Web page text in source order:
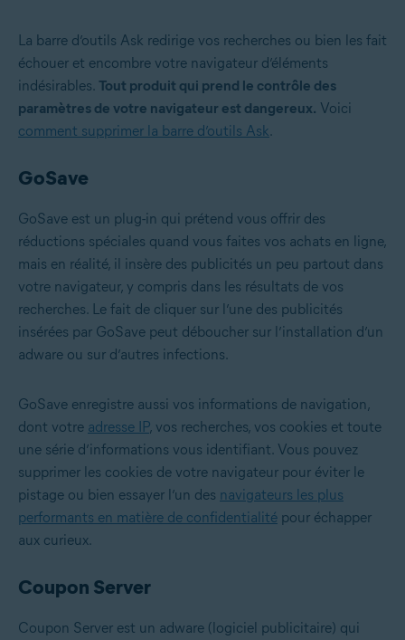
La barre d’outils Ask redirige vos recherches ou bien les fait
échouer et encombre votre navigateur d’éléments
indésirables. Tout produit qui prend le contrôle des
paramètres de votre navigateur est dangereux. Voici
comment supprimer la barre d’outils Ask.
GoSave
GoSave est un plug-in qui prétend vous offrir des
réductions spéciales quand vous faites vos achats en ligne,
mais en réalité, il insère des publicités un peu partout dans
votre navigateur, y compris dans les résultats de vos
recherches. Le fait de cliquer sur l’une des publicités
insérées par GoSave peut déboucher sur l’installation d’un
adware ou sur d’autres infections.
GoSave enregistre aussi vos informations de navigation,
dont votre adresse IP, vos recherches, vos cookies et toute
une série d’informations vous identifiant. Vous pouvez
supprimer les cookies de votre navigateur pour éviter le
pistage ou bien essayer l’un des navigateurs les plus
performants en matière de confidentialité pour échapper
aux curieux.
Coupon Server
Coupon Server est un adware (logiciel publicitaire) qui